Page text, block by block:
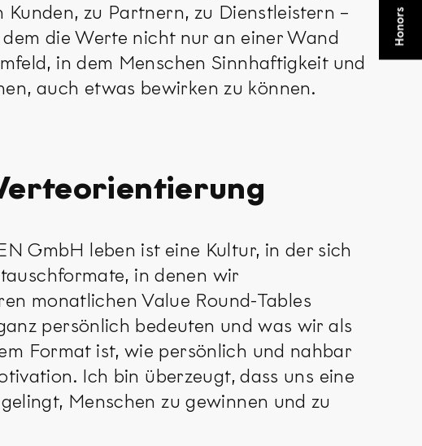
zu Partnern, zu Dienstleistern –
die Werte nicht nur an einer Wand
in dem Menschen Sinnhaftigkeit und
auch etwas bewirken zu können.
GmbH leben ist eine Kultur, in der sich
in denen wir
monatlichen Value Round-Tables
persönlich bedeuten und was wir als
Format ist, wie persönlich und nahbar
Ich bin überzeugt, dass uns eine
Menschen zu gewinnen und zu